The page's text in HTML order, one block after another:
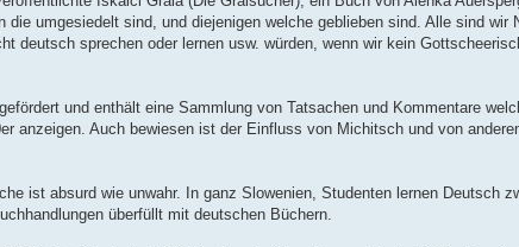
umgesiedelt sind, und diejenigen welche geblieben sind. Alle sind wir
deutsch sprechen oder lernen usw. würden, wenn wir kein
und enthält eine Sammlung von Tatsachen und Kommentare
anzeigen. Auch bewiesen ist der Einfluss von Michitsch und von
ist absurd wie unwahr. In ganz Slowenien, Studenten lernen Deutsch
überfüllt mit deutschen Büchern.